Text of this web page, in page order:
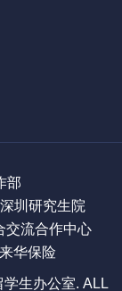
部
圳研究生院
交流合作中心
来华保险
生办公室. ALL